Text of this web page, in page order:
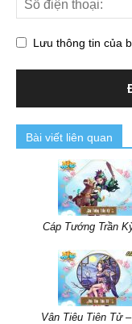
Lưu thông tin của
Bài viết liên quan
Cáp Tướng Trần
Vân Tiêu Tiên Tử